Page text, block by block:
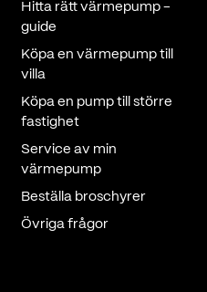
Hitta rätt värmepump -
guide
Köpa en värmepump till
villa
Köpa en pump till större
fastighet
Service av min
värmepump
Beställa broschyrer
Övriga frågor